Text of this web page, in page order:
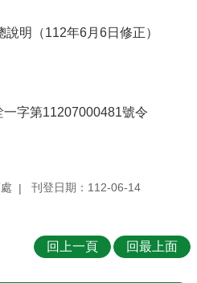
明（112年6月6日修正）
字第11207000481號令
刊登日期：112-06-14
回上一頁 回最上面